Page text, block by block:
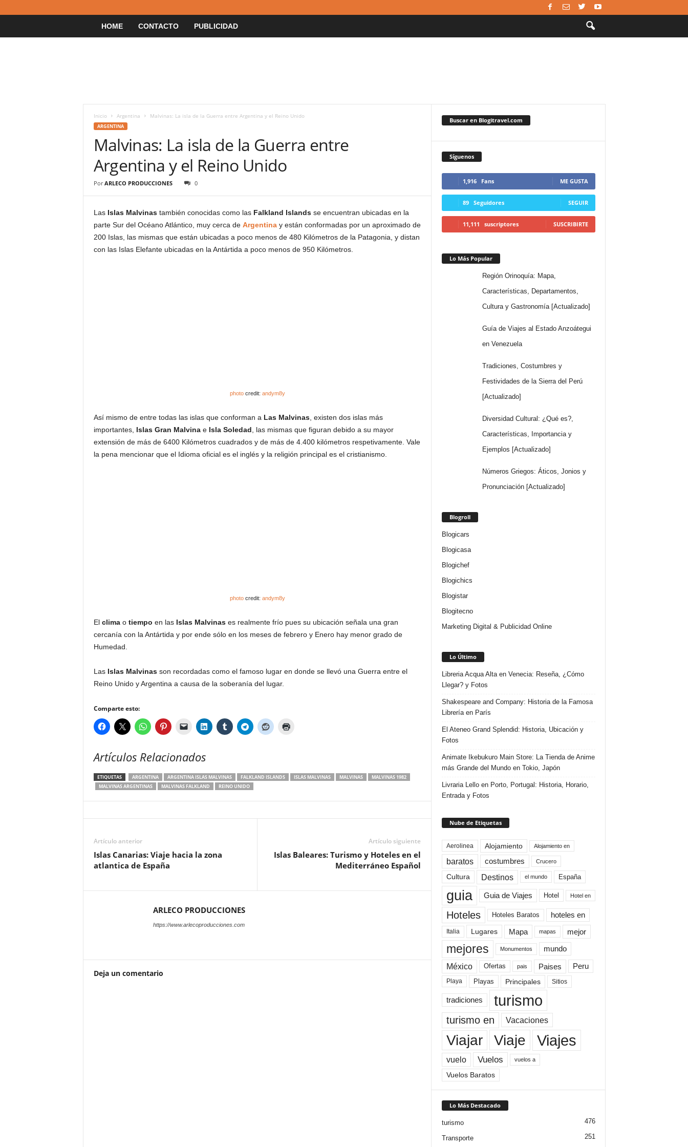
HOME CONTACTO PUBLICIDAD
Inicio Argentina Malvinas: La isla de la Guerra entre Argentina y el Reino Unido
ARGENTINA
Malvinas: La isla de la Guerra entre
Argentina y el Reino Unido
Por ARLECO PRODUCCIONES 0
Las Islas Malvinastambién conocidas como las Falkland Islandsse encuentran ubicadas en la
parte Sur del Océano Atlántico, muy cerca de Argentinay están conformadas por un aproximado de
200 Islas, las mismas que están ubicadas a poco menos de 480 Kilómetros de la Patagonia, y distan
con las Islas Elefante ubicadas en la Antártida a poco menos de 950 Kilómetros.
photocredit: andym8y
Así mismo de entre todas las islas que conforman a Las Malvinas, existen dos islas más
importantes, Islas Gran Malvinae Isla Soledad , las mismas que figuran debido a su mayor
extensión de más de 6400 Kilómetros cuadrados y de más de 4.400 kilómetros respetivamente. Vale
la pena mencionar que el Idioma oficial es el inglés y la religión principal es el cristianismo.
photocredit: andym8y
El climao tiempo en las Islas Malvinases realmente frío pues su ubicación señala una gran
cercanía con la Antártida y por ende sólo en los meses de febrero y Enero hay menor grado de
Humedad.
Las Islas Malvinasson recordadas como el famoso lugar en donde se llevó una Guerra entre el
Reino Unido y Argentina a causa de la soberanía del lugar.
Comparte esto:
Artículos Relacionados
ETIQUETAS ARGENTINA ARGENTINA ISLAS MALVINAS FALKLAND ISLANDS ISLAS MALVINAS MALVINAS
MALVINAS 1982
MALVINAS ARGENTINAS
MALVINAS FALKLAND REINO UNIDO
Artículo anterior
Islas Canarias: Viaje hacia la zona
atlantica de España
Artículo siguiente
Islas Baleares: Turismo y Hoteles en el
Mediterráneo Español
ARLECO PRODUCCIONES
https://www.arlecoproducciones.com
Deja un comentario
Buscar en Blogitravel.com
Síguenos
1,916 Fans ME GUSTA
89 Seguidores SEGUIR
11,111 suscriptores SUSCRIBIRTE
Lo Más Popular
Región Orinoquía: Mapa,
Características, Departamentos,
Cultura y Gastronomía [Actualizado]
Guía de Viajes al Estado Anzoátegui
en Venezuela
Tradiciones, Costumbres y
Festividades de la Sierra del Perú
[Actualizado]
Diversidad Cultural: ¿Qué es?,
Características, Importancia y
Ejemplos [Actualizado]
Números Griegos: Áticos, Jonios y
Pronunciación [Actualizado]
Blogroll
Blogicars
Blogicasa
Blogichef
Blogichics
Blogistar
Blogitecno
Marketing Digital & Publicidad Online
Lo Último
Libreria Acqua Alta en Venecia: Reseña, ¿Cómo
Llegar? y Fotos
Shakespeare and Company: Historia de la Famosa
Librería en París
El Ateneo Grand Splendid: Historia, Ubicación y
Fotos
Animate Ikebukuro Main Store: La Tienda de Anime
más Grande del Mundo en Tokio, Japón
Livraria Lello en Porto, Portugal: Historia, Horario,
Entrada y Fotos
Nube de Etiquetas
Aerolinea Alojamiento Alojamiento en
baratos costumbres Crucero
Cultura Destinos el mundo España
guia Guia de Viajes Hotel Hotel en
Hoteles Hoteles Baratos hoteles en
Italia Lugares Mapa mapas mejor
mejores Monumentos mundo
México Ofertas pais Paises Peru
Playa Playas Principales Sitios
tradiciones turismo
turismo en Vacaciones
Viajar Viaje Viajes
vuelo Vuelos vuelos a
Vuelos Baratos
Lo Más Destacado
turismo 476
Transporte 251